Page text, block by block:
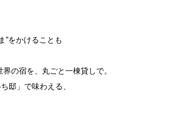
”をかけることも
の宿を、丸ごと一棟貸しで。
邸」で味わえる、